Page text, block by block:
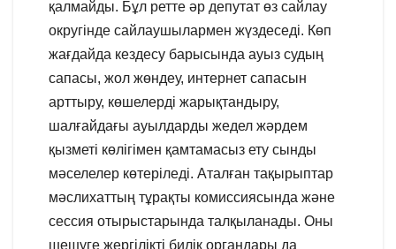
қалмайды. Бұл ретте әр депутат өз сайлау
округінде сайлаушылармен жүздеседі. Көп
жағдайда кездесу барысында ауыз судың
сапасы, жол жөндеу, интернет сапасын
арттыру, көшелерді жарықтандыру,
шалғайдағы ауылдарды жедел жәрдем
қызметі көлігімен қамтамасыз ету сынды
мәселелер көтеріледі. Аталған тақырыптар
мәслихаттың тұрақты комиссиясында және
сессия отырыстарында талқыланады. Оны
шешуге жергілікті билік органдары да